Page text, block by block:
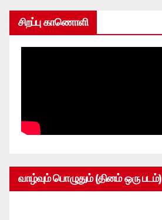
சிறப்பு காணொளி
வாழ்வும் பொழுதும் (தினம் ஒரு படம்)